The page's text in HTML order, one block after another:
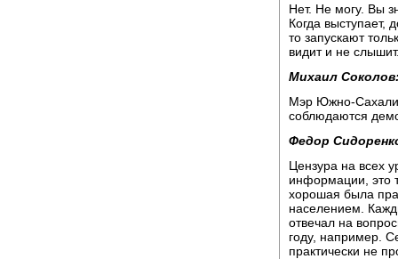
Нет. Не могу. Вы
Когда выступает,
то запускают
видит и не
Михаил
Мэр Южно-
соблюдаются
Федор
Цензура на всех
информации, это
хорошая была
населением.
отвечал на
году, например.
практически не